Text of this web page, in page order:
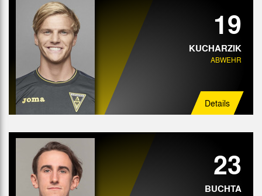
19
KUCHARZIK
ABWEHR
Details
23
BUCHTA